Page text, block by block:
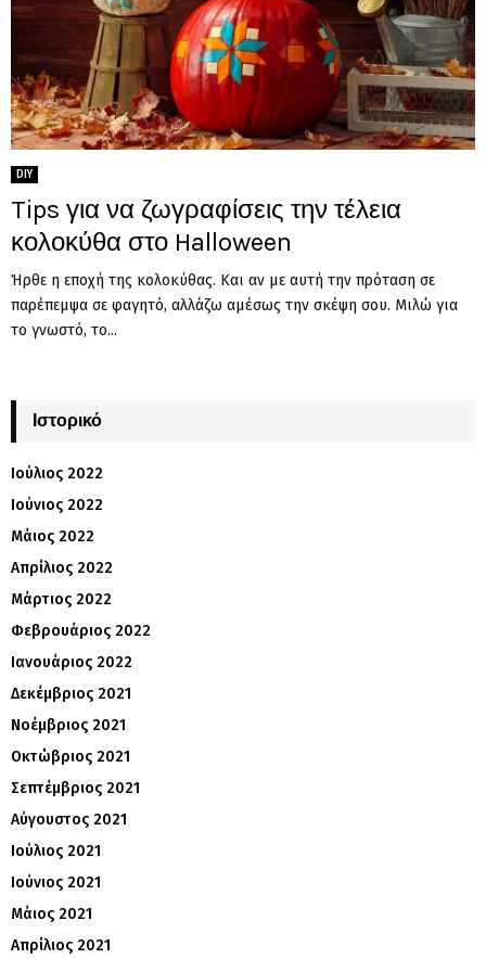
DIY
Tips για να ζωγραφίσεις την τέλεια
κολοκύθα στο Halloween
Ήρθε η εποχή της κολοκύθας. Και αν με αυτή την πρόταση σε
παρέπεμψα σε φαγητό, αλλάζω αμέσως την σκέψη σου. Μιλώ για
το γνωστό, το...
Ιστορικό
Ιούλιος 2022
Ιούνιος 2022
Μάιος 2022
Απρίλιος 2022
Μάρτιος 2022
Φεβρουάριος 2022
Ιανουάριος 2022
Δεκέμβριος 2021
Νοέμβριος 2021
Οκτώβριος 2021
Σεπτέμβριος 2021
Αύγουστος 2021
Ιούλιος 2021
Ιούνιος 2021
Μάιος 2021
Απρίλιος 2021